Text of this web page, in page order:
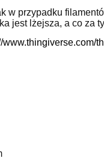
w przypadku
jest lżejsza, a co za
www.thingiverse.com/